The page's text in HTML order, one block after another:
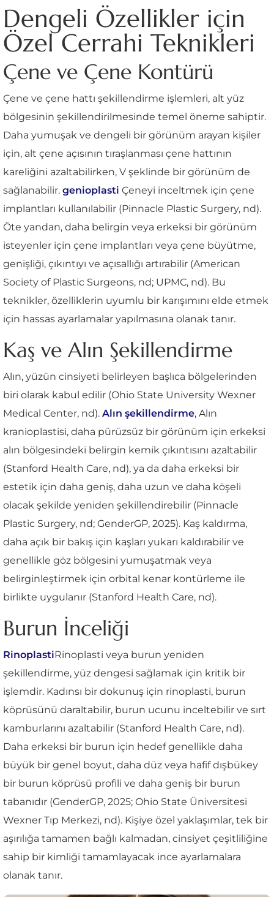
Dengeli Özellikler için
Özel Cerrahi Teknikleri
Çene ve Çene Kontürü
Çene ve çene hattı şekillendirme işlemleri, alt yüz
bölgesinin şekillendirilmesinde temel öneme sahiptir.
Daha yumuşak ve dengeli bir görünüm arayan kişiler
için, alt çene açısının tıraşlanması çene hattının
kareliğini azaltabilirken, V şeklinde bir görünüm de
sağlanabilir. genioplasti Çeneyi inceltmek için çene
implantları kullanılabilir (Pinnacle Plastic Surgery, nd).
Öte yandan, daha belirgin veya erkeksi bir görünüm
isteyenler için çene implantları veya çene büyütme,
genişliği, çıkıntıyı ve açısallığı artırabilir (American
Society of Plastic Surgeons, nd; UPMC, nd). Bu
teknikler, özelliklerin uyumlu bir karışımını elde etmek
için hassas ayarlamalar yapılmasına olanak tanır.
Kaş ve Alın Şekillendirme
Alın, yüzün cinsiyeti belirleyen başlıca bölgelerinden
biri olarak kabul edilir (Ohio State University Wexner
Medical Center, nd). Alın şekillendirme, Alın
kranioplastisi, daha pürüzsüz bir görünüm için erkeksi
alın bölgesindeki belirgin kemik çıkıntısını azaltabilir
(Stanford Health Care, nd), ya da daha erkeksi bir
estetik için daha geniş, daha uzun ve daha köşeli
olacak şekilde yeniden şekillendirebilir (Pinnacle
Plastic Surgery, nd; GenderGP, 2025). Kaş kaldırma,
daha açık bir bakış için kaşları yukarı kaldırabilir ve
genellikle göz bölgesini yumuşatmak veya
belirginleştirmek için orbital kenar kontürleme ile
birlikte uygulanır (Stanford Health Care, nd).
Burun İnceliği
RinoplastiRinoplasti veya burun yeniden
şekillendirme, yüz dengesi sağlamak için kritik bir
işlemdir. Kadınsı bir dokunuş için rinoplasti, burun
köprüsünü daraltabilir, burun ucunu inceltebilir ve sırt
kamburlarını azaltabilir (Stanford Health Care, nd).
Daha erkeksi bir burun için hedef genellikle daha
büyük bir genel boyut, daha düz veya hafif dışbükey
bir burun köprüsü profili ve daha geniş bir burun
tabanıdır (GenderGP, 2025; Ohio State Üniversitesi
Wexner Tıp Merkezi, nd). Kişiye özel yaklaşımlar, tek bir
aşırılığa tamamen bağlı kalmadan, cinsiyet çeşitliliğine
sahip bir kimliği tamamlayacak ince ayarlamalara
olanak tanır.